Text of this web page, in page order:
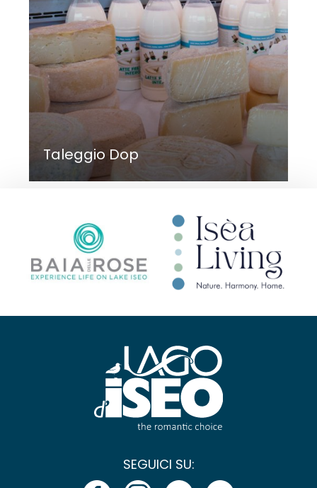
Taleggio Dop
SEGUICI SU: